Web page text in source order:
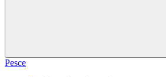
Pesce